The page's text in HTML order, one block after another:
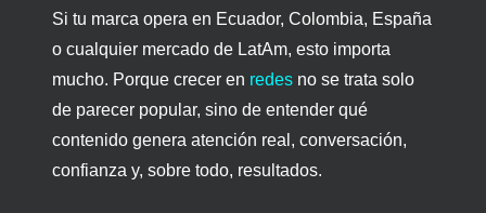
Si tu marca opera en Ecuador, Colombia, España
o cualquier mercado de LatAm, esto importa
mucho. Porque crecer en redes no se trata solo
de parecer popular, sino de entender qué
contenido genera atención real, conversación,
confianza y, sobre todo, resultados.